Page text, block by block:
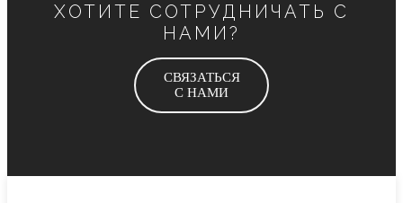
ХОТИТЕ СОТРУДНИЧАТЬ С
НАМИ?
СВЯЗАТЬСЯ
С НАМИ